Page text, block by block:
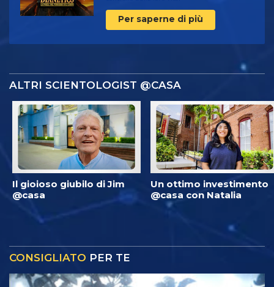
Per saperne di più
ALTRI SCIENTOLOGIST @CASA
Il gioioso giubilo di Jim
@casa
Un ottimo investimento
@casa con Natalia
CONSIGLIATO PER TE